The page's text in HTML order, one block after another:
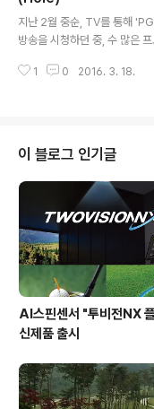
윙 자세'를 위한 스윙 이론들
을 컨트롤해야 할 요소들이 정
윙의 틀 안에 나의 움직임을 끼
손목은 이렇게, 발은 이렇게, 머
지난 2월 중순, TV를 통해
방송을 시청하던 중, 수 많은
사이에서도 피하고 싶은 코스
다. 코스들을 스크린골프에 옮
어려워 보이는 악마의 코스들!
두려워 하는 세계 속 악마의
트 & 스파 - 챔피언 코스
단히 설명해 드렸던 잭니클라
1 0 2016. 3. 18.
이 블로그 인기글
AI스핀센서 "투비전NX
신제품 출시